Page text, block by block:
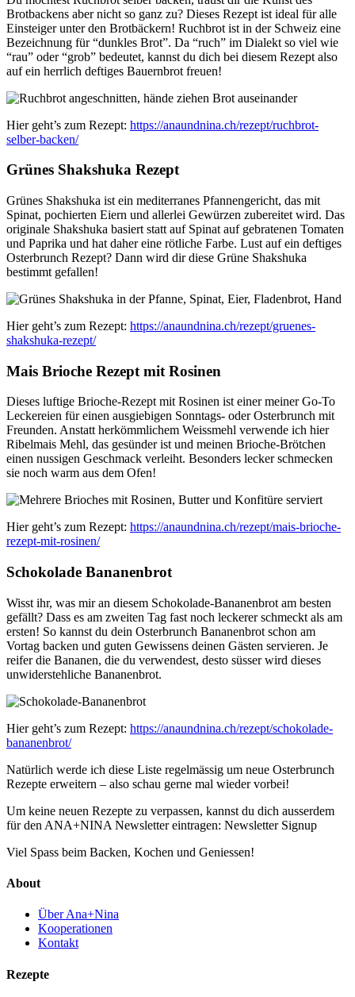
Brotbackens aber nicht so ganz zu? Dieses Rezept ist ideal für alle
Einsteiger unter den Brotbäckern! Ruchbrot ist in der Schweiz eine
Bezeichnung für “dunkles Brot”. Da “ruch” im Dialekt so viel wie
“rau” oder “grob” bedeutet, kannst du dich bei diesem Rezept also
auf ein herrlich deftiges Bauernbrot freuen!
Hier geht’s zum Rezept: https://anaundnina.ch/rezept/ruchbrot-
selber-backen/
Grünes Shakshuka Rezept
Grünes Shakshuka ist ein mediterranes Pfannengericht, das mit
Spinat, pochierten Eiern und allerlei Gewürzen zubereitet wird. Das
originale Shakshuka basiert statt auf Spinat auf gebratenen Tomaten
und Paprika und hat daher eine rötliche Farbe. Lust auf ein deftiges
Osterbrunch Rezept? Dann wird dir diese Grüne Shakshuka
bestimmt gefallen!
Hier geht’s zum Rezept: https://anaundnina.ch/rezept/gruenes-
shakshuka-rezept/
Mais Brioche Rezept mit Rosinen
Dieses luftige Brioche-Rezept mit Rosinen ist einer meiner Go-To
Leckereien für einen ausgiebigen Sonntags- oder Osterbrunch mit
Freunden. Anstatt herkömmlichem Weissmehl verwende ich hier
Ribelmais Mehl, das gesünder ist und meinen Brioche-Brötchen
einen nussigen Geschmack verleiht. Besonders lecker schmecken
sie noch warm aus dem Ofen!
Hier geht’s zum Rezept: https://anaundnina.ch/rezept/mais-brioche-
rezept-mit-rosinen/
Schokolade Bananenbrot
Wisst ihr, was mir an diesem Schokolade-Bananenbrot am besten
gefällt? Dass es am zweiten Tag fast noch leckerer schmeckt als am
ersten! So kannst du dein Osterbrunch Bananenbrot schon am
Vortag backen und guten Gewissens deinen Gästen servieren. Je
reifer die Bananen, die du verwendest, desto süsser wird dieses
unwiderstehliche Bananenbrot.
Hier geht’s zum Rezept: https://anaundnina.ch/rezept/schokolade-
bananenbrot/
Natürlich werde ich diese Liste regelmässig um neue Osterbrunch
Rezepte erweitern – also schau gerne mal wieder vorbei!
Um keine neuen Rezepte zu verpassen, kannst du dich ausserdem
für den ANA+NINA Newsletter eintragen: Newsletter Signup
Viel Spass beim Backen, Kochen und Geniessen!
About
Über Ana+Nina
Kooperationen
Kontakt
Rezepte